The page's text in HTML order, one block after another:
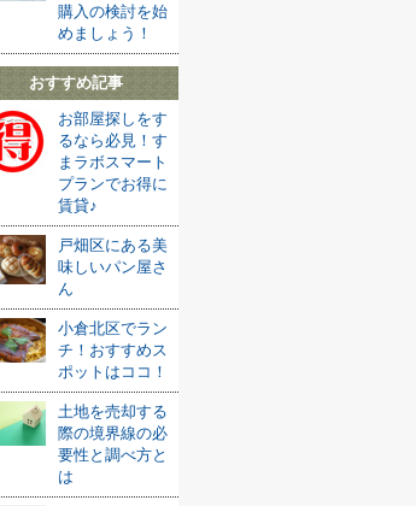
購入の検討を始
めましょう！
おすすめ記事
お部屋探しをす
るなら必見！す
まラボスマート
プランでお得に
賃貸♪
戸畑区にある美
味しいパン屋さ
ん
小倉北区でラン
チ！おすすめス
ポットはココ！
土地を売却する
際の境界線の必
要性と調べ方と
は